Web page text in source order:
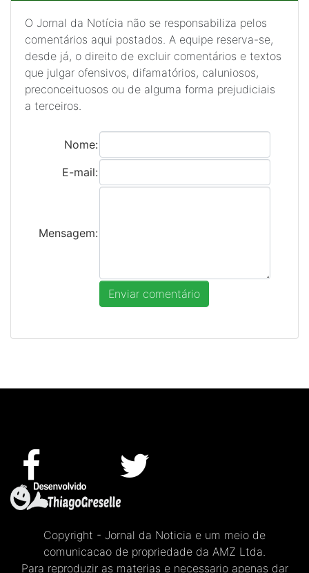
O Jornal da Notícia não se responsabiliza pelos
comentários aqui postados. A equipe reserva-se,
desde já, o direito de excluir comentários e textos
que julgar ofensivos, difamatórios, caluniosos,
preconceituosos ou de alguma forma prejudiciais
a terceiros.
Nome:
E-mail:
Mensagem:
Copyright - Jornal da Noticia e um meio de
comunicacao de propriedade da AMZ Ltda.
Para reproduzir as materias e necessario apenas dar